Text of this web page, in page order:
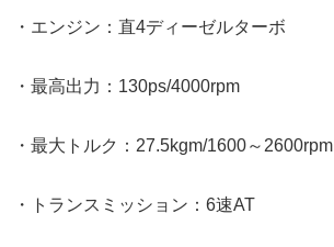
・エンジン：直4ディーゼルターボ
・最高出力：130ps/4000rpm
・最大トルク：27.5kgm/1600～2600rpm
・トランスミッション：6速AT